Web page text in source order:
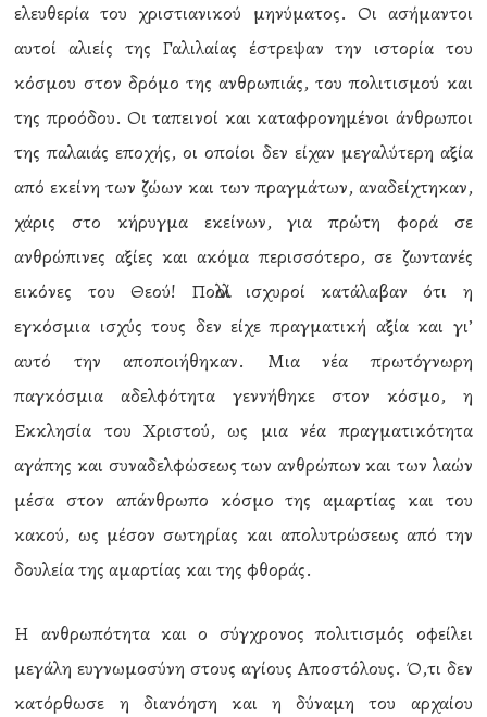
ελευθερία του χριστιανικού μηνύματος. Οι ασήμαντοι
αυτοί αλιείς της Γαλιλαίας έστρεψαν την ιστορία του
κόσμου στον δρόμο της ανθρωπιάς, του πολιτισμού και
της προόδου. Οι ταπεινοί και καταφρονημένοι άνθρωποι
της παλαιάς εποχής, οι οποίοι δεν είχαν μεγαλύτερη αξία
από εκείνη των ζώων και των πραγμάτων, αναδείχτηκαν,
χάρις στο κήρυγμα εκείνων, για πρώτη φορά σε
ανθρώπινες αξίες και ακόμα περισσότερο, σε ζωντανές
εικόνες του Θεού! Πολλοί ισχυροί κατάλαβαν ότι η
εγκόσμια ισχύς τους δεν είχε πραγματική αξία και γι’
αυτό την αποποιήθηκαν. Μια νέα πρωτόγνωρη
παγκόσμια αδελφότητα γεννήθηκε στον κόσμο, η
Εκκλησία του Χριστού, ως μια νέα πραγματικότητα
αγάπης και συναδελφώσεως των ανθρώπων και των λαών
μέσα στον απάνθρωπο κόσμο της αμαρτίας και του
κακού, ως μέσον σωτηρίας και απολυτρώσεως από την
δουλεία της αμαρτίας και της φθοράς.
Η ανθρωπότητα και ο σύγχρονος πολιτισμός οφείλει
μεγάλη ευγνωμοσύνη στους αγίους Αποστόλους. Ό,τι δεν
κατόρθωσε η διανόηση και η δύναμη του αρχαίου